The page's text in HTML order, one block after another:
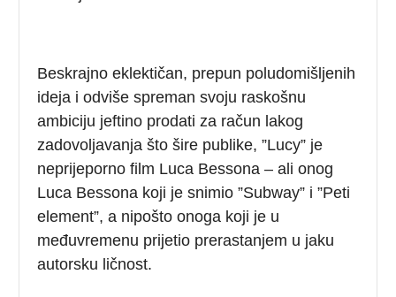
Beskrajno eklektičan, prepun poludomišljenih
ideja i odviše spreman svoju raskošnu
ambiciju jeftino prodati za račun lakog
zadovoljavanja što šire publike, ”Lucy” je
neprijeporno film Luca Bessona – ali onog
Luca Bessona koji je snimio ”Subway” i ”Peti
element”, a nipošto onoga koji je u
međuvremenu prijetio prerastanjem u jaku
autorsku ličnost.